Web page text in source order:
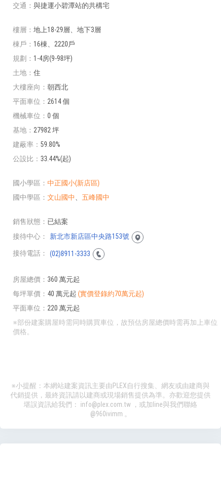
交通
與捷運小碧潭站的共構宅
樓層
地上18-29層、地下3層
棟戶
16棟、2220戶
規劃
1-4房(9-98坪)
土地
住
大樓座向
朝西北
平面車位
2614 個
機械車位
0 個
基地
27982 坪
建蔽率
59.80%
公設比
33.44%(起)
國小學區
中正國小(新店區)
國中學區
文山國中 、五峰國中
銷售狀態
已結案
接待中心
新北市新店區中央路153號
接待電話 (02)8911-3333
房屋總價
360 萬元起
每坪單價
40 萬元起(實價登錄約70萬元起)
平面車位
220 萬元起
※部份建案購屋時需同時購買車位，故預估房屋總價時需再加上車位
價格。
※小提醒：本網站建案資訊主要由PLEX自行搜集、網友或由建商與
代銷提供，最終資訊請以建商或現場銷售提供為準。亦歡迎您提供
堪誤資訊給我們： info@plex.com.tw ，或加line與我們聯絡
@960ivimm 。